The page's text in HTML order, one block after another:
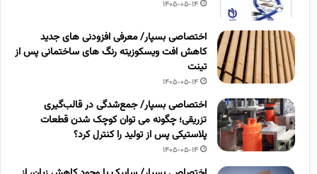
1405-05-14
اختصاصی بسپار/ معرفی افزودنی های جدید
کاهش افت ویسکوزیته رنگ های ساختمانی پس از
تینت
1405-05-14
اختصاصی بسپار/ جمع‌شدگی در قالب‌گیری
تزریقی؛ چگونه می توان کوچک شدن قطعات
پلاستیکی پس از تولید را کنترل کرد؟
1405-05-14